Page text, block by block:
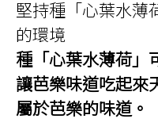
堅持種「心葉水薄
的環境
種「心葉水薄荷」
讓芭樂味道吃起來
屬於芭樂的味道。